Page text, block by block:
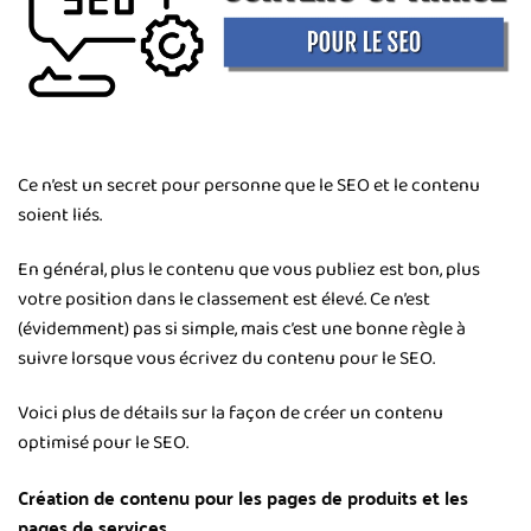
Ce n’est un secret pour personne que le SEO et le contenu
soient liés.
En général, plus le contenu que vous publiez est bon, plus
votre position dans le classement est élevé. Ce n’est
(évidemment) pas si simple, mais c’est une bonne règle à
suivre lorsque vous écrivez du contenu pour le SEO.
Voici plus de détails sur la façon de créer un contenu
optimisé pour le SEO.
Création de contenu pour les pages de produits et les